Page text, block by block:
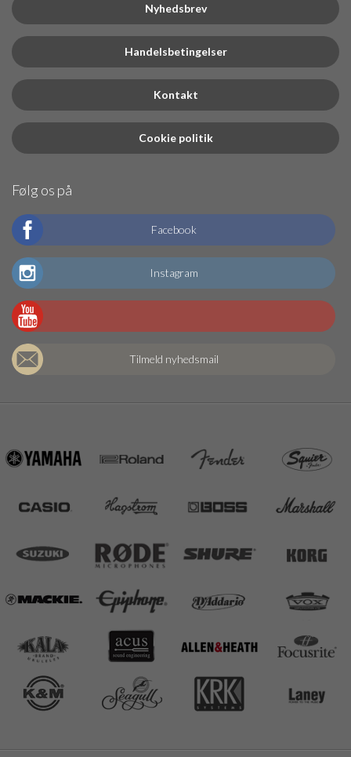
Nyhedsbrev
Handelsbetingelser
Kontakt
Cookie politik
Følg os på
Facebook
Instagram
Tilmeld nyhedsmail